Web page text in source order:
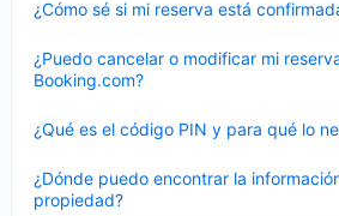
¿Cómo sé si mi reserva está
cerrado
¿Puedo cancelar o modificar mi
Booking.com?
cerrado
¿Qué es el código PIN y para qué lo
cerrado
¿Dónde puedo encontrar la
propiedad?
cerrado